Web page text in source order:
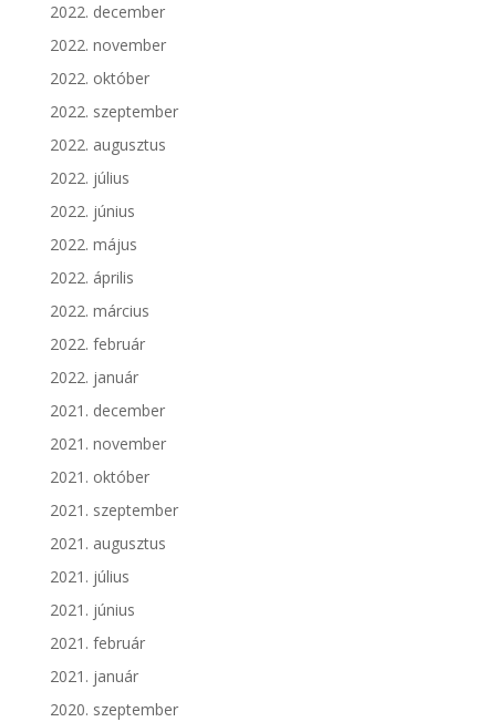
2022. december
2022. november
2022. október
2022. szeptember
2022. augusztus
2022. július
2022. június
2022. május
2022. április
2022. március
2022. február
2022. január
2021. december
2021. november
2021. október
2021. szeptember
2021. augusztus
2021. július
2021. június
2021. február
2021. január
2020. szeptember